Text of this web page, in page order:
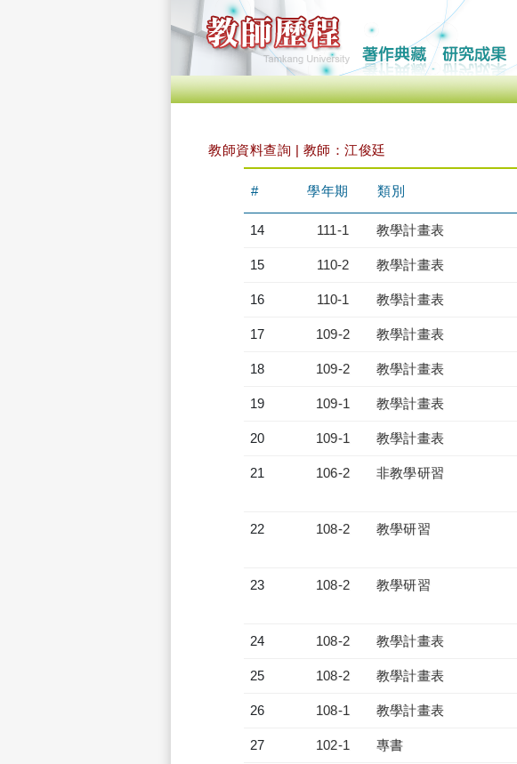
教師資料查詢 | 教師：江俊廷
# 學年期 類別
14 111-1 教學計畫表
15 110-2 教學計畫表
16 110-1 教學計畫表
17 109-2 教學計畫表
18 109-2 教學計畫表
19 109-1 教學計畫表
20 109-1 教學計畫表
21 106-2 非教學研習
22 108-2 教學研習
23 108-2 教學研習
24 108-2 教學計畫表
25 108-2 教學計畫表
26 108-1 教學計畫表
27 102-1 專書